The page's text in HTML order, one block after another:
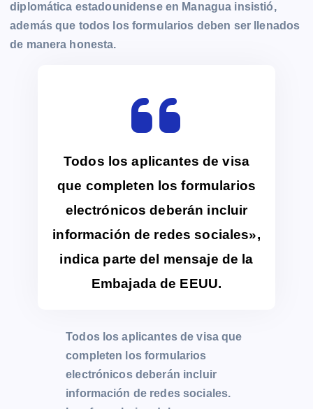
diplomática estadounidense en Managua insistió,
además que todos los formularios deben ser llenados
de manera honesta.
Todos los aplicantes de visa
que completen los formularios
electrónicos deberán incluir
información de redes sociales»,
indica parte del mensaje de la
Embajada de EEUU.
Todos los aplicantes de visa que
completen los formularios
electrónicos deberán incluir
información de redes sociales.